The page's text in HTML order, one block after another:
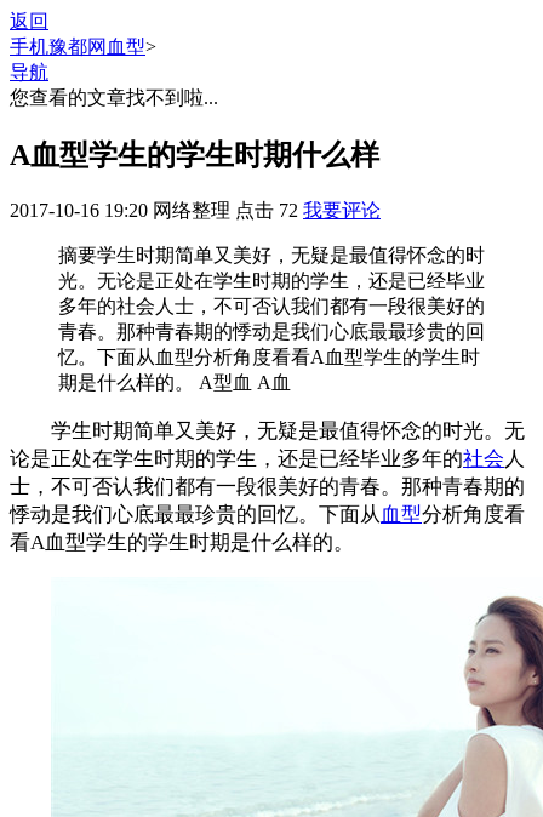
返回
手机豫都网 血型>
导航
您查看的文章找不到啦...
A血型学生的学生时期什么样
2017-10-16 19:20 网络整理 点击 72 我要评论
摘要学生时期简单又美好，无疑是最值得怀念的时
光。无论是正处在学生时期的学生，还是已经毕业
多年的社会人士，不可否认我们都有一段很美好的
青春。那种青春期的悸动是我们心底最最珍贵的回
忆。下面从血型分析角度看看A血型学生的学生时
期是什么样的。 A型血 A血
学生时期简单又美好，无疑是最值得怀念的时光。无
论是正处在学生时期的学生，还是已经毕业多年的社会 人
士，不可否认我们都有一段很美好的青春。那种青春期的
悸动是我们心底最最珍贵的回忆。下面从血型分析角度看
看A血型学生的学生时期是什么样的。